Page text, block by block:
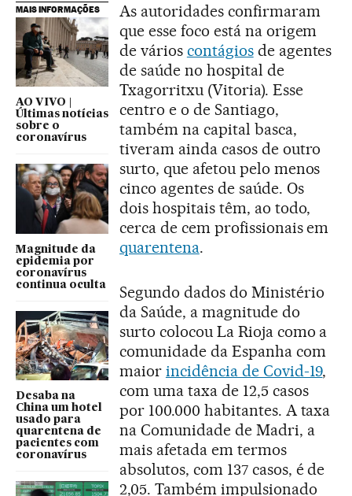
MAIS INFORMAÇÕES
AO VIVO |
Últimas notícias
sobre o
coronavírus
Magnitude da
epidemia por
coronavírus
continua oculta
Desaba na
China um hotel
usado para
quarentena de
pacientes com
coronavírus
As autoridades confirmaram
que esse foco está na origem
de vários contágiosde agentes
de saúde no hospital de
Txagorritxu (Vitoria). Esse
centro e o de Santiago,
também na capital basca,
tiveram ainda casos de outro
surto, que afetou pelo menos
cinco agentes de saúde. Os
dois hospitais têm, ao todo,
cerca de cem profissionais em
quarentena.
Segundo dados do Ministério
da Saúde, a magnitude do
surto colocou La Rioja como a
comunidade da Espanha com
maior incidência de Covid-19,
com uma taxa de 12,5 casos
por 100.000 habitantes. A taxa
na Comunidade de Madri, a
mais afetada em termos
absolutos, com 137 casos, é de
2,05. Também impulsionado